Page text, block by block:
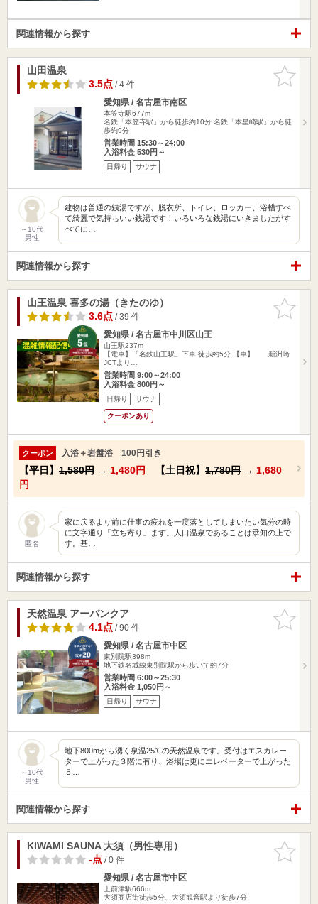
関連情報から探す
お気に入
りに追加
山田温泉
3.5点/ 4 件
愛知県 / 名古屋市南区
本笠寺駅677m
名鉄「本笠寺駅」から徒歩約10分 名鉄「本星崎駅」から徒
歩約9分
営業時間 15:30～24:00
入浴料金 530円～
日帰り サウナ
～10代
男性
建物は普通の銭湯ですが、脱衣所、トイレ、ロッカー、浴槽すべ
て綺麗で気持ちいい銭湯です！いろいろな銭湯にいきましたがす
べてに…
関連情報から探す
お気に入
りに追加
山王温泉 喜多の湯（きたのゆ）
3.6点/ 39 件
愛知県 / 名古屋市中川区山王
山王駅237m
【電車】「名鉄山王駅」下車 徒歩約5分 【車】 新洲崎
JCTより…
営業時間 9:00～24:00
入浴料金 800円～
日帰り サウナ
クーポンあり
クーポン 入浴＋岩盤浴 100円引き
【平日】 1,580円 → 1,480円 【土日祝】 1,780円 → 1,680
円
匿名
家に戻るより前に仕事の疲れを一度落としてしまいたい気分の時
に文字通り「立ち寄り」ます。人口温泉であることは承知の上で
す。基…
関連情報から探す
お気に入
りに追加
天然温泉 アーバンクア
4.1点/ 90 件
愛知県 / 名古屋市中区
東別院駅398m
地下鉄名城線東別院駅から歩いて約7分
営業時間 6:00～25:30
入浴料金 1,050円～
日帰り サウナ
～10代
男性
地下800mから湧く泉温25℃の天然温泉です。受付はエスカレー
ターで上がった３階に有り、浴場は更にエレベーターで上がった
５…
関連情報から探す
お気に入
りに追加
KIWAMI SAUNA 大須（男性専用）
-点/ 0 件
愛知県 / 名古屋市中区
上前津駅666m
大須商店街徒歩5分、大須観音駅より徒歩7分